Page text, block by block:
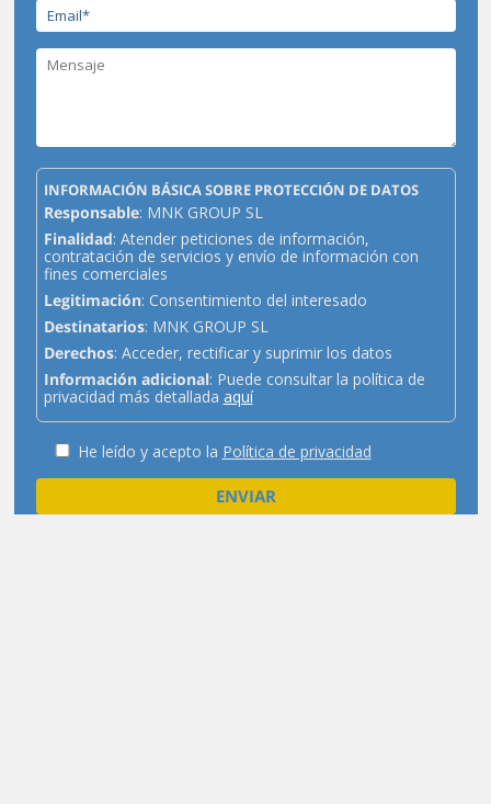
INFORMACIÓN BÁSICA SOBRE PROTECCIÓN DE DATOS
Responsable: MNK GROUP SL
Finalidad: Atender peticiones de información,
contratación de servicios y envío de información con
fines comerciales
Legitimación: Consentimiento del interesado
Destinatarios: MNK GROUP SL
Derechos: Acceder, rectificar y suprimir los datos
Información adicional: Puede consultar la política de
privacidad más detallada aquí
He leído y acepto la Política de privacidad